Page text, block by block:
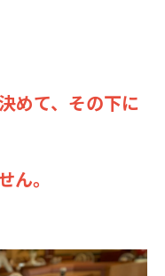
めて、その下に
ん。